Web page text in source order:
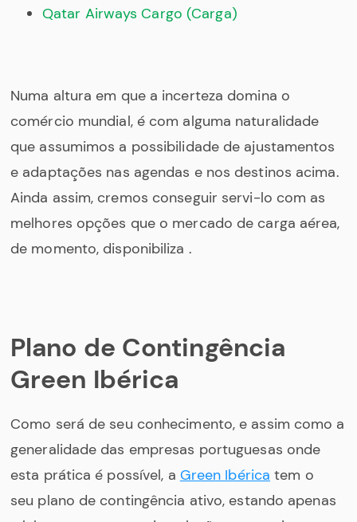
Qatar Airways Cargo (Carga)
Numa altura em que a incerteza domina o
comércio mundial, é com alguma naturalidade
que assumimos a possibilidade de ajustamentos
e adaptações nas agendas e nos destinos acima.
Ainda assim, cremos conseguir servi-lo com as
melhores opções que o mercado de carga aérea,
de momento, disponibiliza .
Plano de Contingência
Green Ibérica
Como será de seu conhecimento, e assim como a
generalidade das empresas portuguesas onde
esta prática é possível, a Green Ibérica tem o
seu plano de contingência ativo, estando apenas